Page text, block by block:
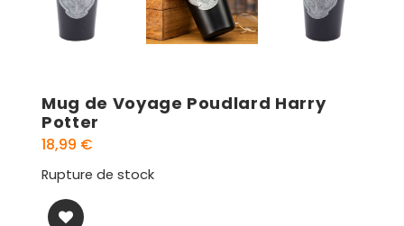
Mug de Voyage Poudlard Harry
Potter
18,99 €
Rupture de stock